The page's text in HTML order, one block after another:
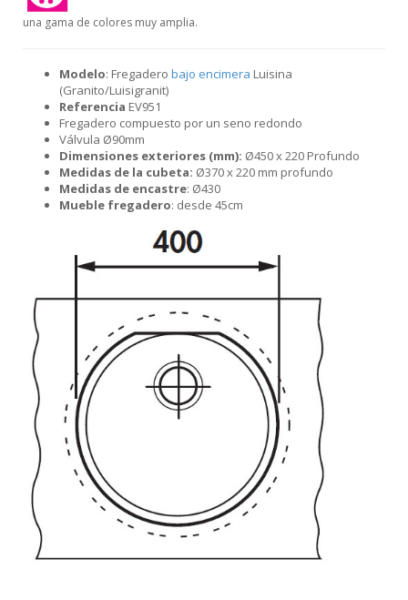
una gama de colores muy amplia.
Modelo: Fregadero bajo encimera Luisina
(Granito/Luisigranit)
Referencia EV951
Fregadero compuesto por un seno redondo
Válvula Ø90mm
Dimensiones exteriores (mm): Ø450 x 220 Profundo
Medidas de la cubeta: Ø370 x 220 mm profundo
Medidas de encastre: Ø430
Mueble fregadero: desde 45cm